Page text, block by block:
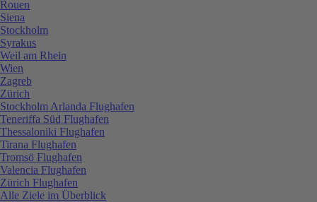
Rouen
Siena
Stockholm
Syrakus
Weil am Rhein
Wien
Zagreb
Zürich
Stockholm Arlanda Flughafen
Teneriffa Süd Flughafen
Thessaloniki Flughafen
Tirana Flughafen
Tromsö Flughafen
Valencia Flughafen
Zürich Flughafen
Alle Ziele im Überblick